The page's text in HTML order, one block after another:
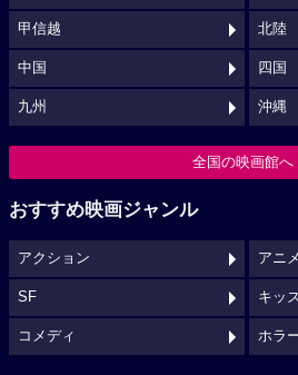
甲信越 北陸
中国 四国
九州 沖縄
全国の映画館へ
おすすめ映画ジャンル
アクション アニ
SF キッ
コメディ ホラ